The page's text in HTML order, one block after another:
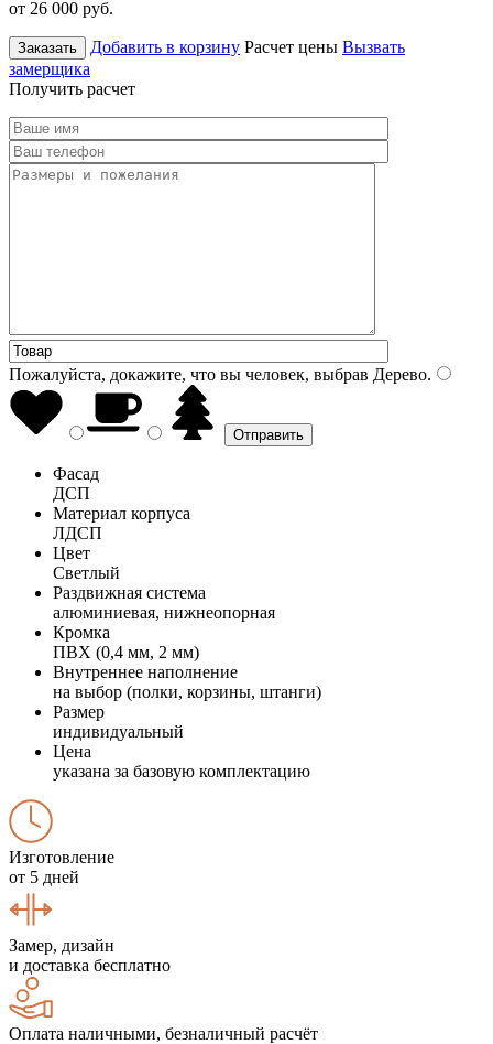
от 26 000 руб.
Заказать Добавить в корзину Расчет цены Вызвать
замерщика
Получить расчет
Пожалуйста, докажите, что вы человек, выбрав Дерево.
Фасад
ДСП
Материал корпуса
ЛДСП
Цвет
Светлый
Раздвижная система
алюминиевая, нижнеопорная
Кромка
ПВХ (0,4 мм, 2 мм)
Внутреннее наполнение
на выбор (полки, корзины, штанги)
Размер
индивидуальный
Цена
указана за базовую комплектацию
Изготовление
от 5 дней
Замер, дизайн
и доставка бесплатно
Оплата наличными, безналичный расчёт